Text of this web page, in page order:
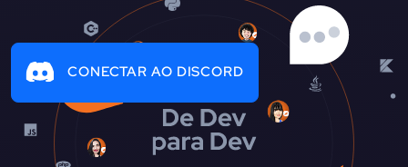
CONECTAR AO DISCORD